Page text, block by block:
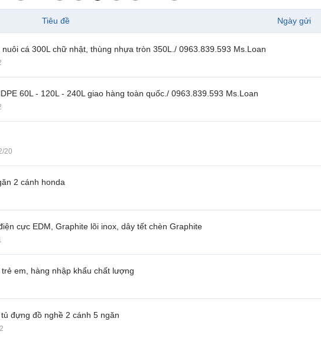
Tiêu đề Ngày gửi
cá 300L chữ nhật, thùng nhựa tròn 350L./ 0963.839.593 Ms.Loan
60L - 120L - 240L giao hàng toàn quốc./ 0963.839.593 Ms.Loan
20
2 cánh honda
cực EDM, Graphite lõi inox, dây tết chèn Graphite
em, hàng nhập khẩu chất lượng
đựng đồ nghề 2 cánh 5 ngăn